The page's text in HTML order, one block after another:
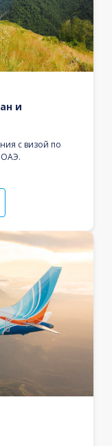
и
с визой по
ОАЭ.